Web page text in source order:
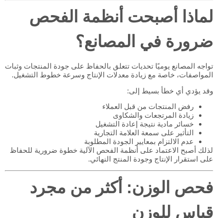
لماذا أصبحت أنظمة الفحص
ضرورة في المصانع؟
تواجه المصانع يوميًا تحديات تتعلق بالحفاظ على جودة المنتجات وثبات
المواصفات، خاصة مع زيادة معدلات الإنتاج وسرعة خطوط التشغيل.
وقد يؤدي أي خطأ بسيط إلى:
رفض المنتجات من قبل العملاء
زيادة المرتجعات والشكاوى
خسائر مادية نتيجة إعادة التشغيل
التأثير على سمعة العلامة التجارية
عدم الالتزام بمعايير الجودة المطلوبة
لذلك أصبح الاعتماد على أنظمة الفحص الآلية خطوة ضرورية للحفاظ
على استقرار الإنتاج وجودة المنتج النهائي.
فحص الوزن: أكثر من مجرد
قياس للوزن